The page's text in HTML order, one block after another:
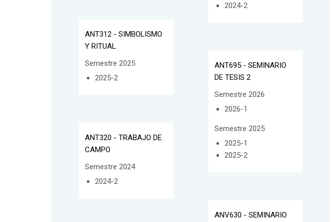
ANT312 - SIMBOLISMO
Y RITUAL
Semestre 2025
2025-2
ANT320 - TRABAJO DE
CAMPO
Semestre 2024
2024-2
2024-2
ANT695 - SEMINARIO
DE TESIS 2
Semestre 2026
2026-1
Semestre 2025
2025-1
2025-2
ANV630 - SEMINARIO